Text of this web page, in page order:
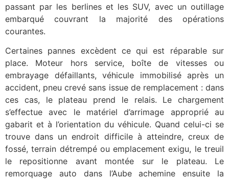
passant par les berlines et les SUV, avec un outillage
embarqué couvrant la majorité des opérations
courantes.
Certaines pannes excèdent ce qui est réparable sur
place. Moteur hors service, boîte de vitesses ou
embrayage défaillants, véhicule immobilisé après un
accident, pneu crevé sans issue de remplacement : dans
ces cas, le plateau prend le relais. Le chargement
s’effectue avec le matériel d’arrimage approprié au
gabarit et à l’orientation du véhicule. Quand celui-ci se
trouve dans un endroit difficile à atteindre, creux de
fossé, terrain détrempé ou emplacement exigu, le treuil
le repositionne avant montée sur le plateau. Le
remorquage auto dans l’Aube achemine ensuite la